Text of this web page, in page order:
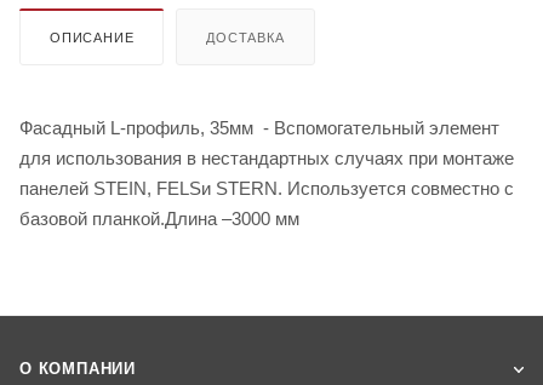
ОПИСАНИЕ ДОСТАВКА
Фасадный L-профиль, 35мм - Вспомогательный элемент
для использования в нестандартных случаях при монтаже
панелей STEIN, FELSи STERN. Используется совместно с
базовой планкой.Длина –3000 мм
О КОМПАНИИ